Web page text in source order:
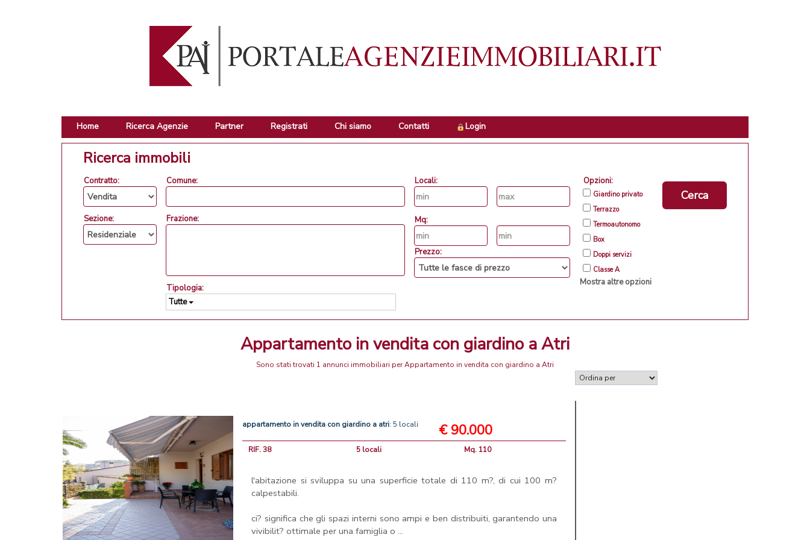
Home Ricerca Agenzie Partner Registrati Chi siamo Contatti Login
Ricerca immobili
Contratto:
Sezione:
Comune:
Frazione:
Tipologia:
Tutte
Locali:
Mq:
Prezzo:
Opzioni:
Giardino privato
Terrazzo
Termoautonomo
Box
Doppi servizi
Classe A
Mostra altre opzioni
Cerca
Appartamento in vendita con giardino a Atri
Sono stati trovati 1 annunci immobiliari per Appartamento in vendita con giardino a Atri
appartamento in vendita con giardino a atri: 5 locali € 90.000
RIF. 38 5 locali Mq. 110
l'abitazione si sviluppa su una superficie totale di 110 m?, di cui 100 m?
calpestabili.
ci? significa che gli spazi interni sono ampi e ben distribuiti, garantendo una
vivibilit? ottimale per una famiglia o ...